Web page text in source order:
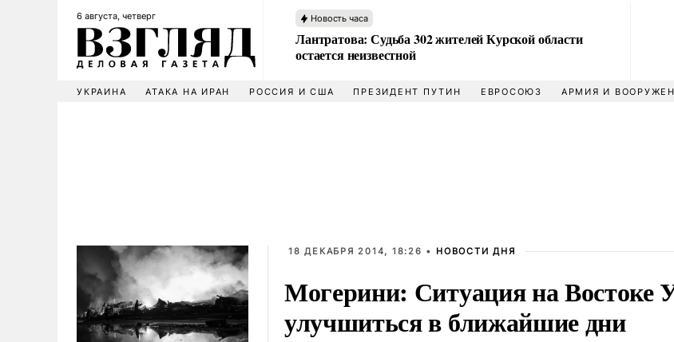
6 августа, четверг Новость часа
Лантратова: Судьба 302 жителей Курской области
остается неизвестной
УКРАИНА АТАКА НА ИРАН РОССИЯ И США ПРЕЗИДЕНТ ПУТИН ЕВРОСОЮЗ АРМИЯ И
18 ДЕКАБРЯ 2014, 18:26 • НОВОСТИ ДНЯ
Могерини: Ситуация на Востоке
улучшиться в ближайшие дни